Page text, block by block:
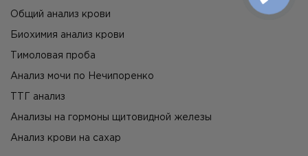
Общий анализ крови
Биохимия анализ крови
Тимоловая проба
Анализ мочи по Нечипоренко
ТТГ анализ
Анализы на гормоны щитовидной железы
Анализ крови на сахар